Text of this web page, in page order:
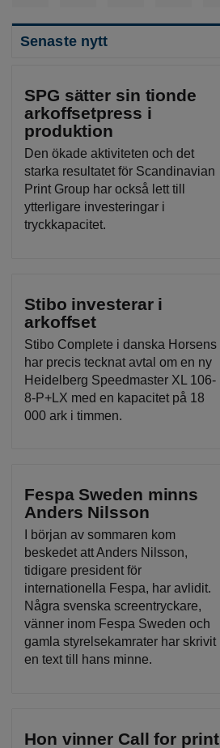
Senaste nytt
SPG sätter sin tionde
arkoffsetpress i
produktion
Den ökade aktiviteten och det
starka resultatet för Scandinavian
Print Group har också lett till
ytterligare investeringar i
tryckkapacitet.
Stibo investerar i
arkoffset
Stibo Complete i danska Horsens
har precis tecknat avtal om en ny
Heidelberg Speedmaster XL 106-
8-P+LX med en kapacitet på 18
000 ark i timmen.
Fespa Sweden minns
Anders Nilsson
I början av sommaren kom
beskedet att Anders Nilsson,
tidigare president för
internationella Fespa, har avlidit.
Några svenska screentryckare,
vänner inom Fespa Sweden och
gamla styrelsekamrater har skrivit
en text till hans minne.
Hon vinner Call for print